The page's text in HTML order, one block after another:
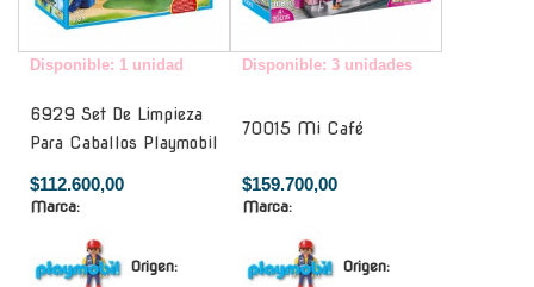
Disponible: 1 unidad
6929 Set De Limpieza
Para Caballos Playmobil
$112.600,00
Marca:
Origen:
Disponible: 3 unidades
70015 Mi Café
$159.700,00
Marca:
Origen: